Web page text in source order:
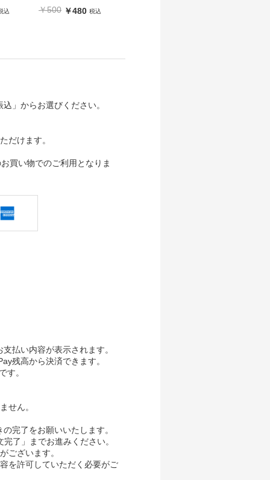
込
ラット プレート
￥500 ￥480 税込
」からお選びください。
だけます。
買い物でのご利用となりま
払い内容が表示されます。
残高から決済できます。
す。
せん。
完了をお願いいたします。
了」までお進みください。
ございます。
を許可していただく必要がご